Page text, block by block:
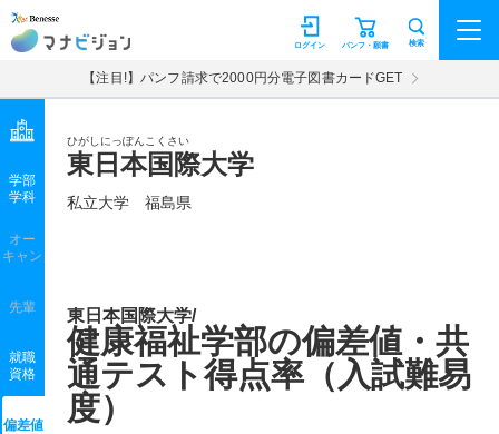
マナビジョン パンフ・願書
ログイン 検索
【注目!】パンフ請求で2000円分電子図書カードGET
ひがしにっぽんこくさい
東日本国際大学
私立大学 福島県
学部
学科
オー
キャン
先輩
就職
資格
偏差値
東日本国際大学/
健康福祉学部の偏差値・共
通テスト得点率（入試難易
度）